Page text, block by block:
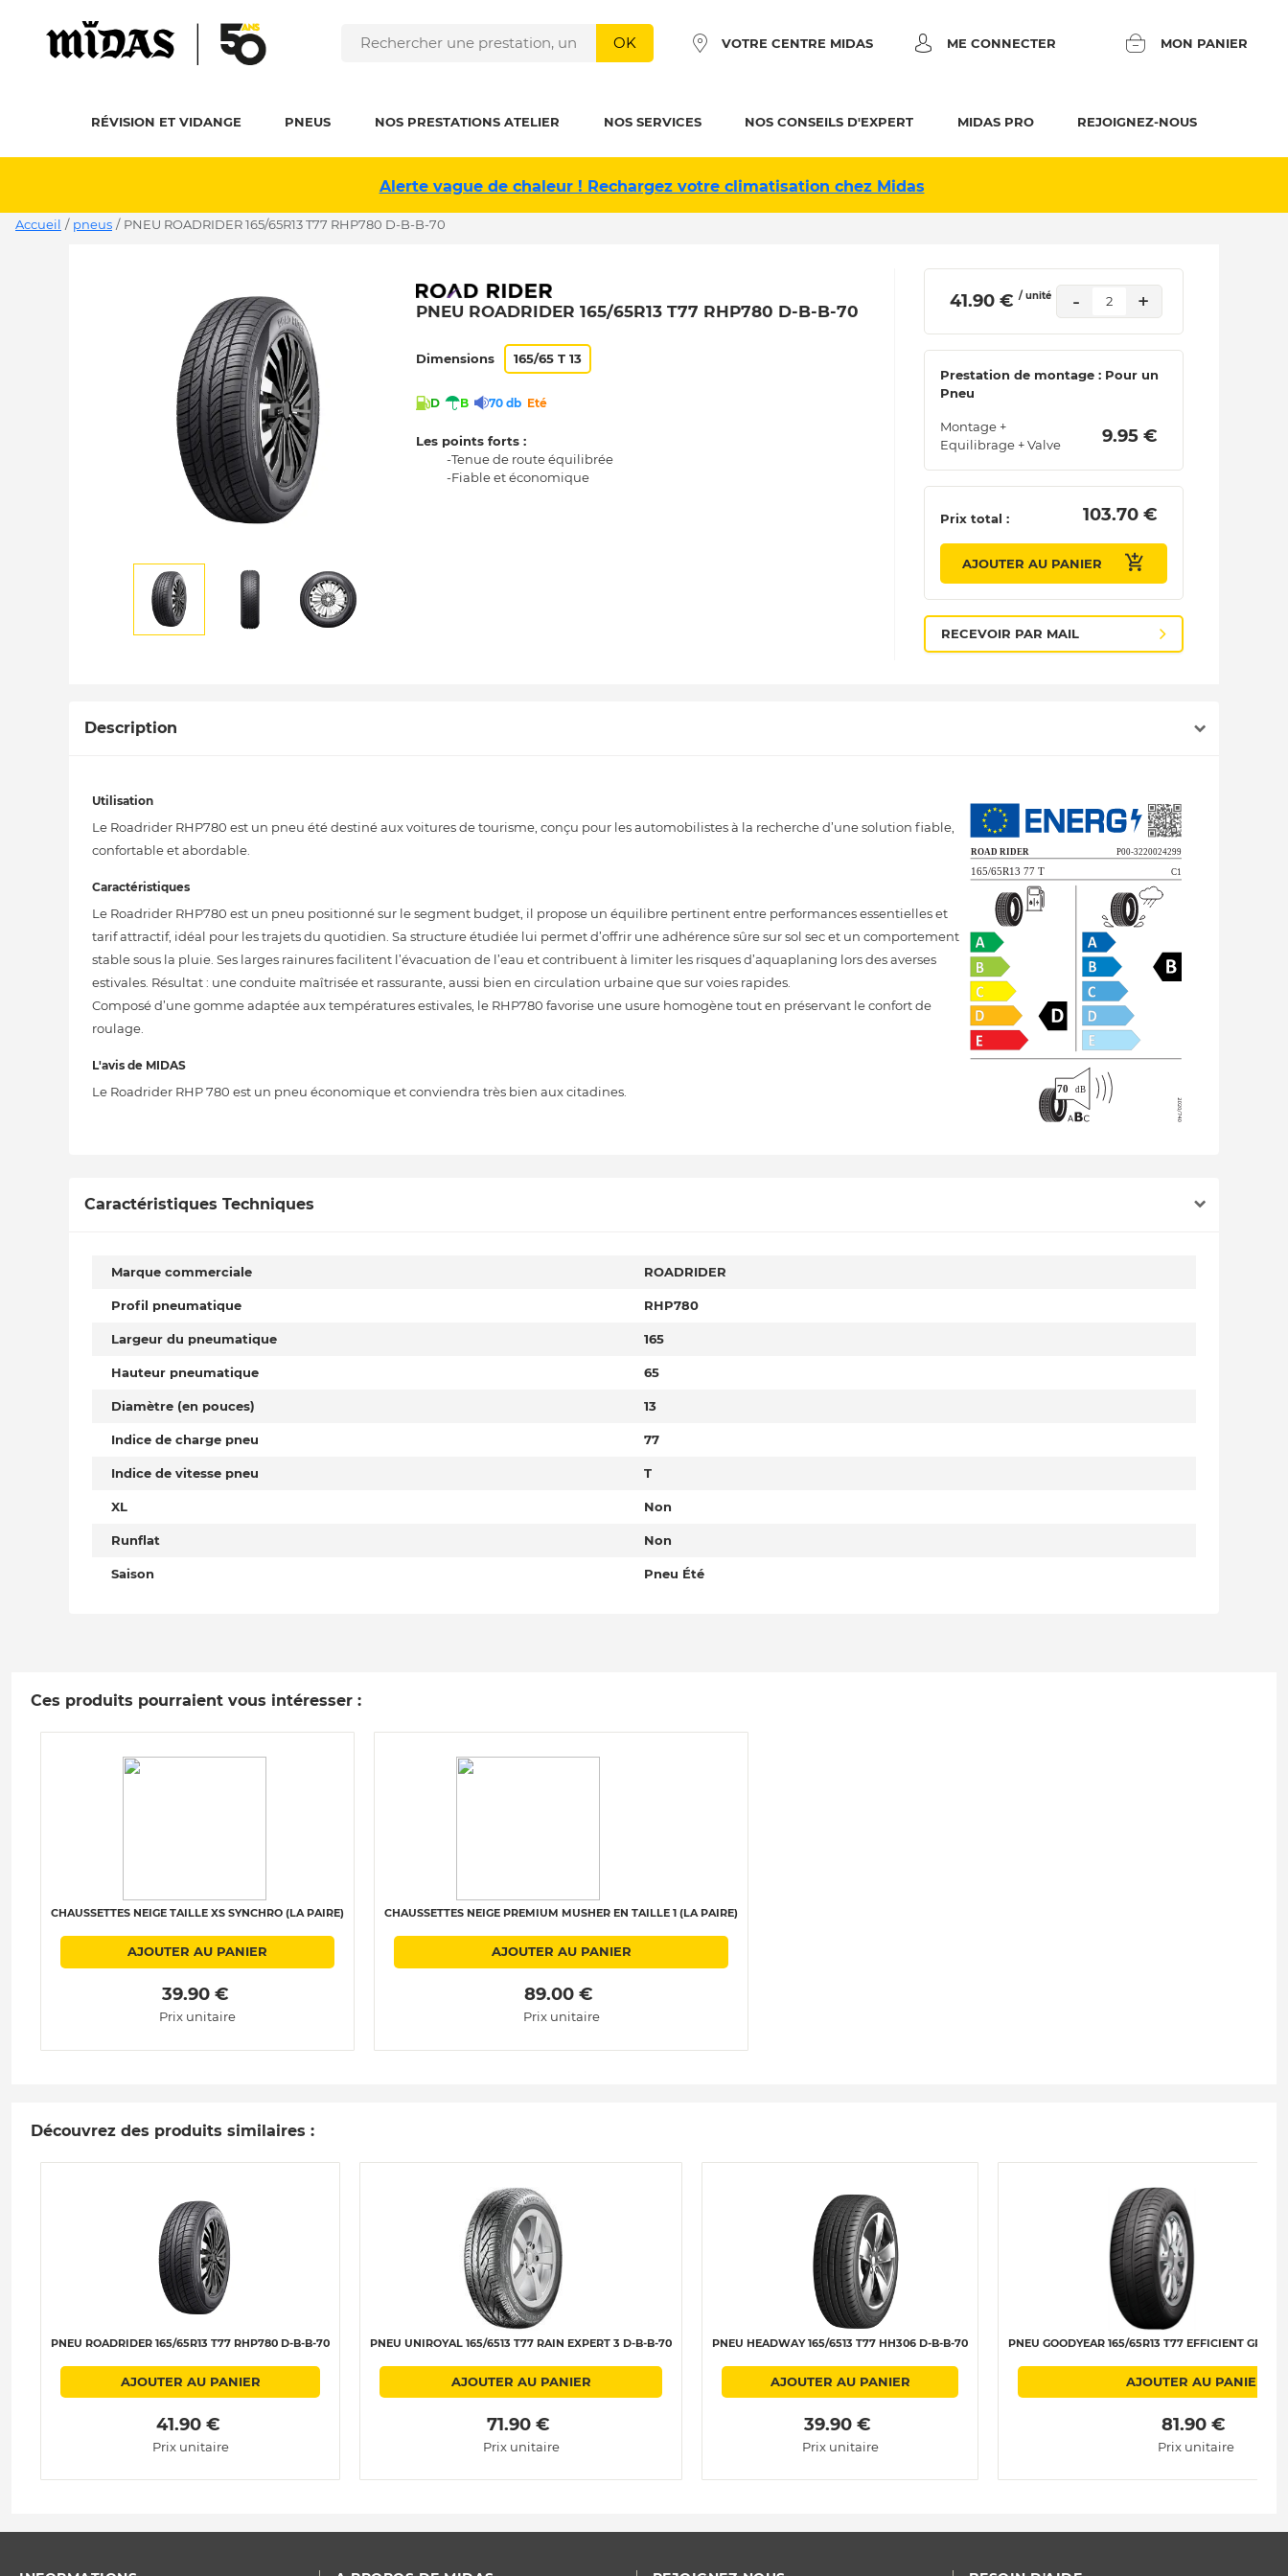
OK VOTRE CENTRE MIDAS ME CONNECTER MON PANIER
RÉVISION ET VIDANGE PNEUS NOS PRESTATIONS ATELIER NOS SERVICES NOS CONSEILS D'EXPERT MIDAS PRO REJOIGNEZ-NOUS
Alerte vague de chaleur ! Rechargez votre climatisation chez Midas
Accueil / pneus / PNEU ROADRIDER 165/65R13 T77 RHP780 D-B-B-70
PNEU ROADRIDER 165/65R13 T77 RHP780 D-B-B-70
Dimensions 165/65 T 13
D B 70 db Eté
Les points forts :
-Tenue de route équilibrée
-Fiable et économique
41.90 € / unité - 2 +
Prestation de montage : Pour un
Pneu
Montage +
Equilibrage + Valve
9.95 €
Prix total : 103.70 €
AJOUTER AU PANIER
RECEVOIR PAR MAIL
Description
Utilisation
Le Roadrider RHP780 est un pneu été destiné aux voitures de tourisme, conçu pour les automobilistes à la recherche d’une solution fiable,
confortable et abordable.
Caractéristiques
Le Roadrider RHP780 est un pneu positionné sur le segment budget, il propose un équilibre pertinent entre performances essentielles et
tarif attractif, idéal pour les trajets du quotidien. Sa structure étudiée lui permet d’offrir une adhérence sûre sur sol sec et un comportement
stable sous la pluie. Ses larges rainures facilitent l’évacuation de l’eau et contribuent à limiter les risques d’aquaplaning lors des averses
estivales. Résultat : une conduite maîtrisée et rassurante, aussi bien en circulation urbaine que sur voies rapides.
Composé d’une gomme adaptée aux températures estivales, le RHP780 favorise une usure homogène tout en préservant le confort de
roulage.
L'avis de MIDAS
Le Roadrider RHP 780 est un pneu économique et conviendra très bien aux citadines.
Caractéristiques Techniques
Marque commerciale ROADRIDER
Profil pneumatique RHP780
Largeur du pneumatique 165
Hauteur pneumatique 65
Diamètre (en pouces) 13
Indice de charge pneu 77
Indice de vitesse pneu T
XL Non
Runflat Non
Saison Pneu Été
Ces produits pourraient vous intéresser :
CHAUSSETTES NEIGE TAILLE XS SYNCHRO (LA PAIRE)
AJOUTER AU PANIER
39.90 €
Prix unitaire
CHAUSSETTES NEIGE PREMIUM MUSHER EN TAILLE 1 (LA PAIRE)
AJOUTER AU PANIER
89.00 €
Prix unitaire
Découvrez des produits similaires :
PNEU ROADRIDER 165/65R13 T77 RHP780 D-B-B-70
AJOUTER AU PANIER
41.90 €
Prix unitaire
PNEU UNIROYAL 165/6513 T77 RAIN EXPERT 3 D-B-B-70
AJOUTER AU PANIER
71.90 €
Prix unitaire
PNEU HEADWAY 165/6513 T77 HH306 D-B-B-70
AJOUTER AU PANIER
39.90 €
Prix unitaire
PNEU GOODYEAR 165/65R13 T77 EFFICIENT GRIP
AJOUTER AU PANIER
81.90 €
Prix unitaire